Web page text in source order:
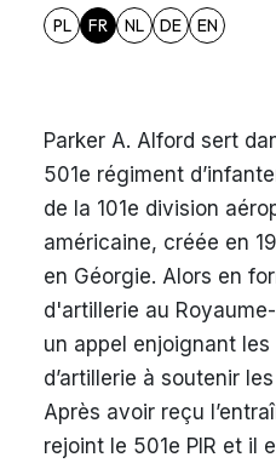
PL FR NL DE EN
Parker A. Alford sert
501e régiment
de la 101e division
américaine, créée en
en Géorgie. Alors en
d'artillerie au
un appel enjoignant
d’artillerie à soutenir
Après avoir reçu
rejoint le 501e PIR et il